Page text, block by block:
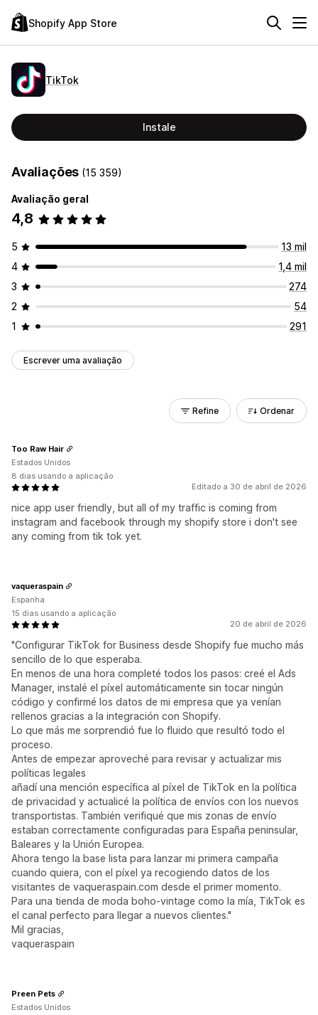
Shopify App Store
TikTok
Instale
Avaliações (15 359)
Avaliação geral
4,8
5
13 mil
4
1,4 mil
3
274
2
54
1
291
Escrever uma avaliação
Refine Ordenar
Editado a 30 de abril de 2026
nice app user friendly, but all of my traffic is coming from
instagram and facebook through my shopify store i don't see
any coming from tik tok yet.
Too Raw Hair
Estados Unidos
8 dias usando a aplicação
20 de abril de 2026
"Configurar TikTok for Business desde Shopify fue mucho más
sencillo de lo que esperaba.
En menos de una hora completé todos los pasos: creé el Ads
Manager, instalé el píxel automáticamente sin tocar ningún
código y confirmé los datos de mi empresa que ya venían
rellenos gracias a la integración con Shopify.
Lo que más me sorprendió fue lo fluido que resultó todo el
proceso.
Antes de empezar aproveché para revisar y actualizar mis
políticas legales
añadí una mención específica al píxel de TikTok en la política
de privacidad y actualicé la política de envíos con los nuevos
transportistas. También verifiqué que mis zonas de envío
estaban correctamente configuradas para España peninsular,
Baleares y la Unión Europea.
Ahora tengo la base lista para lanzar mi primera campaña
cuando quiera, con el píxel ya recogiendo datos de los
visitantes de vaqueraspain.com desde el primer momento.
Para una tienda de moda boho-vintage como la mía, TikTok es
el canal perfecto para llegar a nuevos clientes."
Mil gracias,
vaqueraspain
vaqueraspain
Espanha
15 dias usando a aplicação
Preen Pets
Estados Unidos